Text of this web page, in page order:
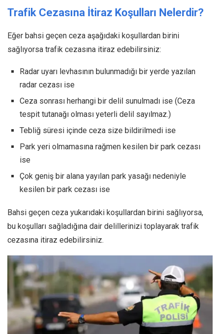
Trafik Cezasına İtiraz Koşulları Nelerdir?
Eğer bahsi geçen ceza aşağıdaki koşullardan birini
sağlıyorsa trafik cezasına itiraz edebilirsiniz:
Radar uyarı levhasının bulunmadığı bir yerde yazılan
radar cezası ise
Ceza sonrası herhangi bir delil sunulmadı ise (Ceza
tespit tutanağı olması yeterli delil sayılmaz.)
Tebliğ süresi içinde ceza size bildirilmedi ise
Park yeri olmamasına rağmen kesilen bir park cezası
ise
Çok geniş bir alana yayılan park yasağı nedeniyle
kesilen bir park cezası ise
Bahsi geçen ceza yukarıdaki koşullardan birini sağlıyorsa,
bu koşulları sağladığına dair delillerinizi toplayarak trafik
cezasına itiraz edebilirsiniz.